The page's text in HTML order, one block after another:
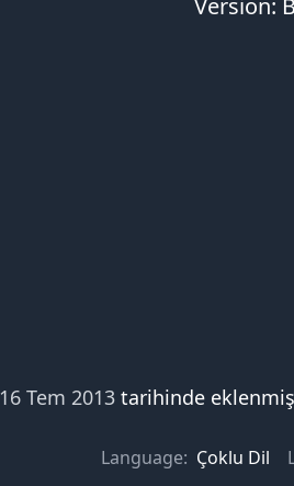
Version:
16 Tem 2013 tarihinde
Language: Çoklu Dil